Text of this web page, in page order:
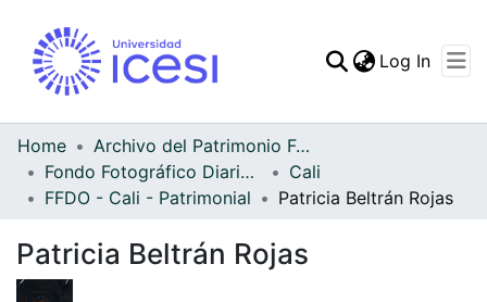
Statistics
Log In
Home
Archivo del Patrimonio Fotográfico y Fílmico del Valle del Cauca
Fondo Fotográfico Diario Occidente
Cali
FFDO - Cali - Patrimonial
Patricia Beltrán Rojas
Patricia Beltrán Rojas